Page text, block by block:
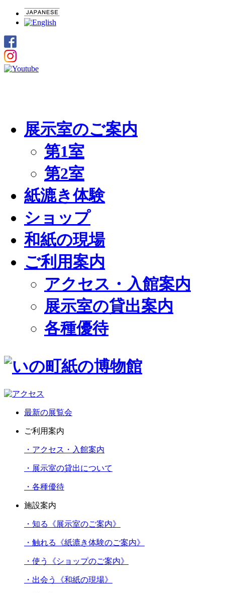
展示室のご案内
第1室
第2室
紙漉き体験
ショップ
和紙の現場
ご利用案内
アクセス・入館案内
展示室の貸出案内
各種優待
最新の展覧会
ご利用案内
・アクセス・入館案内
・展示室の貸出について
・各種優待
施設案内
・知る《展示室のご案内》
・触れる《紙漉き体験のご案内》
・使う《ショップのご案内》
・出会う《和紙の現場》